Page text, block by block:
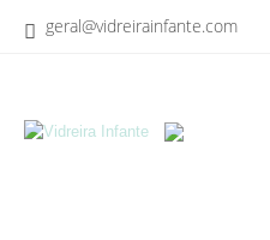
geral@vidreirainfante.com